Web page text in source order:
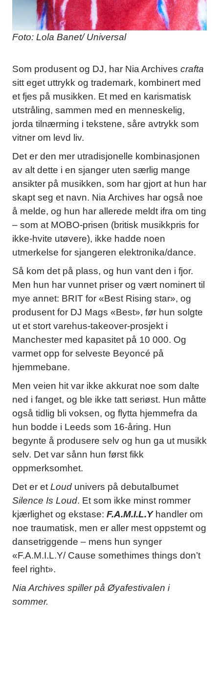
Foto: Lola Banet/ Universal
Som produsent og DJ, har Nia Archives crafta
sitt eget uttrykk og trademark, kombinert med
et fjes på musikken. Et med en karismatisk
utstråling, sammen med en menneskelig,
jorda tilnærming i tekstene, såre avtrykk som
vitner om levd liv.
Det er den mer utradisjonelle kombinasjonen
av alt dette i en sjanger uten særlig mange
ansikter på musikken, som har gjort at hun har
skapt seg et navn. Nia Archives har også noe
å melde, og hun har allerede meldt ifra om ting
– som at MOBO-prisen (britisk musikkpris for
ikke-hvite utøvere), ikke hadde noen
utmerkelse for sjangeren elektronika/dance.
Så kom det på plass, og hun vant den i fjor.
Men hun har vunnet priser og vært nominert til
mye annet: BRIT for «Best Rising star», og
produsent for DJ Mags «Best», før hun solgte
ut et stort varehus-takeover-prosjekt i
Manchester med kapasitet på 10 000. Og
varmet opp for selveste Beyoncé på
hjemmebane.
Men veien hit var ikke akkurat noe som dalte
ned i fanget, og ble ikke tatt seriøst. Hun måtte
også tidlig bli voksen, og flytta hjemmefra da
hun bodde i Leeds som 16-åring. Hun
begynte å produsere selv og hun ga ut musikk
selv. Det var sånn hun først fikk
oppmerksomhet.
Det er et Loud univers på debutalbumet
Silence Is Loud. Et som ikke minst rommer
kjærlighet og ekstase: F.A.M.I.L.Y handler om
noe traumatisk, men er aller mest oppstemt og
dansetriggende – mens hun synger
«F.A.M.I.L.Y/ Cause somethimes things don’t
feel right».
Nia Archives spiller på Øyafestivalen i
sommer.